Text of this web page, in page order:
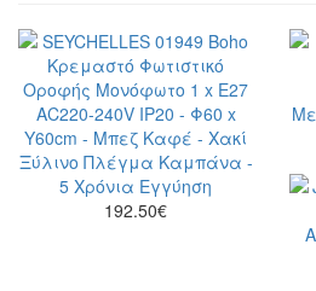
192.50€